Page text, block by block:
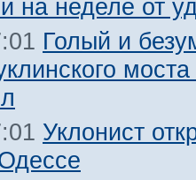
на неделе от
Голый и
Уклонист